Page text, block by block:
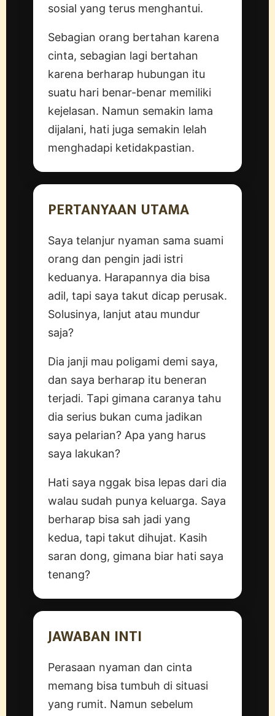
sosial yang terus menghantui.
Sebagian orang bertahan karena
cinta, sebagian lagi bertahan
karena berharap hubungan itu
suatu hari benar-benar memiliki
kejelasan. Namun semakin lama
dijalani, hati juga semakin lelah
menghadapi ketidakpastian.
PERTANYAAN UTAMA
Saya telanjur nyaman sama suami
orang dan pengin jadi istri
keduanya. Harapannya dia bisa
adil, tapi saya takut dicap perusak.
Solusinya, lanjut atau mundur
saja?
Dia janji mau poligami demi saya,
dan saya berharap itu beneran
terjadi. Tapi gimana caranya tahu
dia serius bukan cuma jadikan
saya pelarian? Apa yang harus
saya lakukan?
Hati saya nggak bisa lepas dari dia
walau sudah punya keluarga. Saya
berharap bisa sah jadi yang
kedua, tapi takut dihujat. Kasih
saran dong, gimana biar hati saya
tenang?
JAWABAN INTI
Perasaan nyaman dan cinta
memang bisa tumbuh di situasi
yang rumit. Namun sebelum